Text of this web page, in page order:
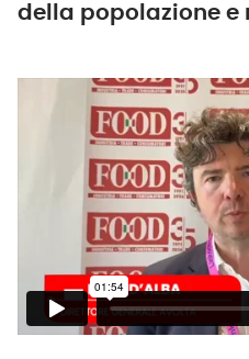
della popolazione